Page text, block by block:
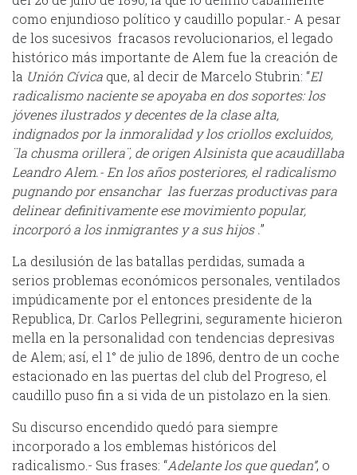
como enjundioso político y caudillo popular.- A pesar
de los sucesivos fracasos revolucionarios, el legado
histórico más importante de Alem fue la creación de
la Unión Cívica que, al decir de Marcelo Stubrin: “El
radicalismo naciente se apoyaba en dos soportes: los
jóvenes ilustrados y decentes de la clase alta,
indignados por la inmoralidad y los criollos excluidos,
¨la chusma orillera¨, de origen Alsinista que acaudillaba
Leandro Alem.- En los años posteriores, el radicalismo
pugnando por ensanchar las fuerzas productivas para
delinear definitivamente ese movimiento popular,
incorporó a los inmigrantes y a sus hijos .”
La desilusión de las batallas perdidas, sumada a
serios problemas económicos personales, ventilados
impúdicamente por el entonces presidente de la
Republica, Dr. Carlos Pellegrini, seguramente hicieron
mella en la personalidad con tendencias depresivas
de Alem; así, el 1° de julio de 1896, dentro de un coche
estacionado en las puertas del club del Progreso, el
caudillo puso fin a si vida de un pistolazo en la sien.
Su discurso encendido quedó para siempre
incorporado a los emblemas históricos del
radicalismo.- Sus frases: “Adelante los que quedan”, o